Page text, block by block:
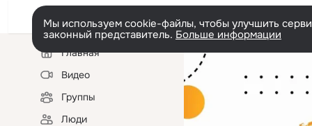
Мы используем cookie-файлы, чтобы улучшить
законный представитель. Больше информации
Левая
колонкаГлавная
Видео
Группы
Люди